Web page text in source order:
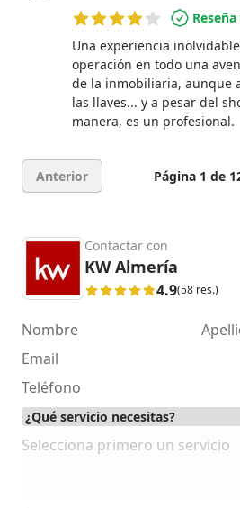
4 de 5 estrellas
Una experiencia
operación en todo una
de la inmobiliaria, aunque
las llaves... y a pesar del
manera, es un profesional.
Anterior Página 1 de
Contactar con
KW Almería
4.9(58 res.)